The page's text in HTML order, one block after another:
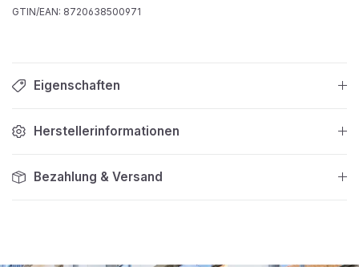
GTIN/EAN: 8720638500971
Eigenschaften
Herstellerinformationen
Bezahlung & Versand